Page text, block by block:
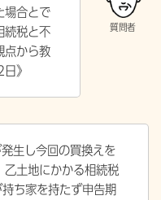
場合とで
続税と不
点から教
》
生し今回の買換えを
乙土地にかかる相続税
ち家を持たず申告期